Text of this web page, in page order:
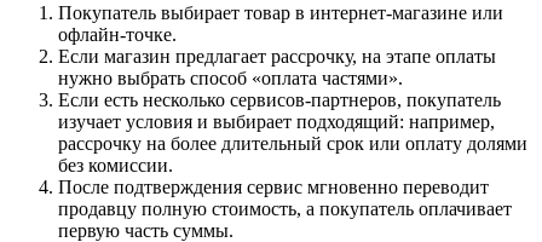
Покупатель выбирает товар в интернет-магазине или
офлайн-точке.
Если магазин предлагает рассрочку, на этапе оплаты
нужно выбрать способ «оплата частями».
Если есть несколько сервисов-партнеров, покупатель
изучает условия и выбирает подходящий: например,
рассрочку на более длительный срок или оплату долями
без комиссии.
После подтверждения сервис мгновенно переводит
продавцу полную стоимость, а покупатель оплачивает
первую часть суммы.